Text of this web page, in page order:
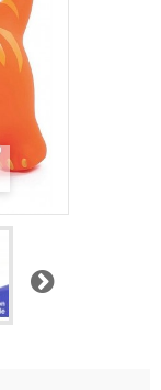
Suivant